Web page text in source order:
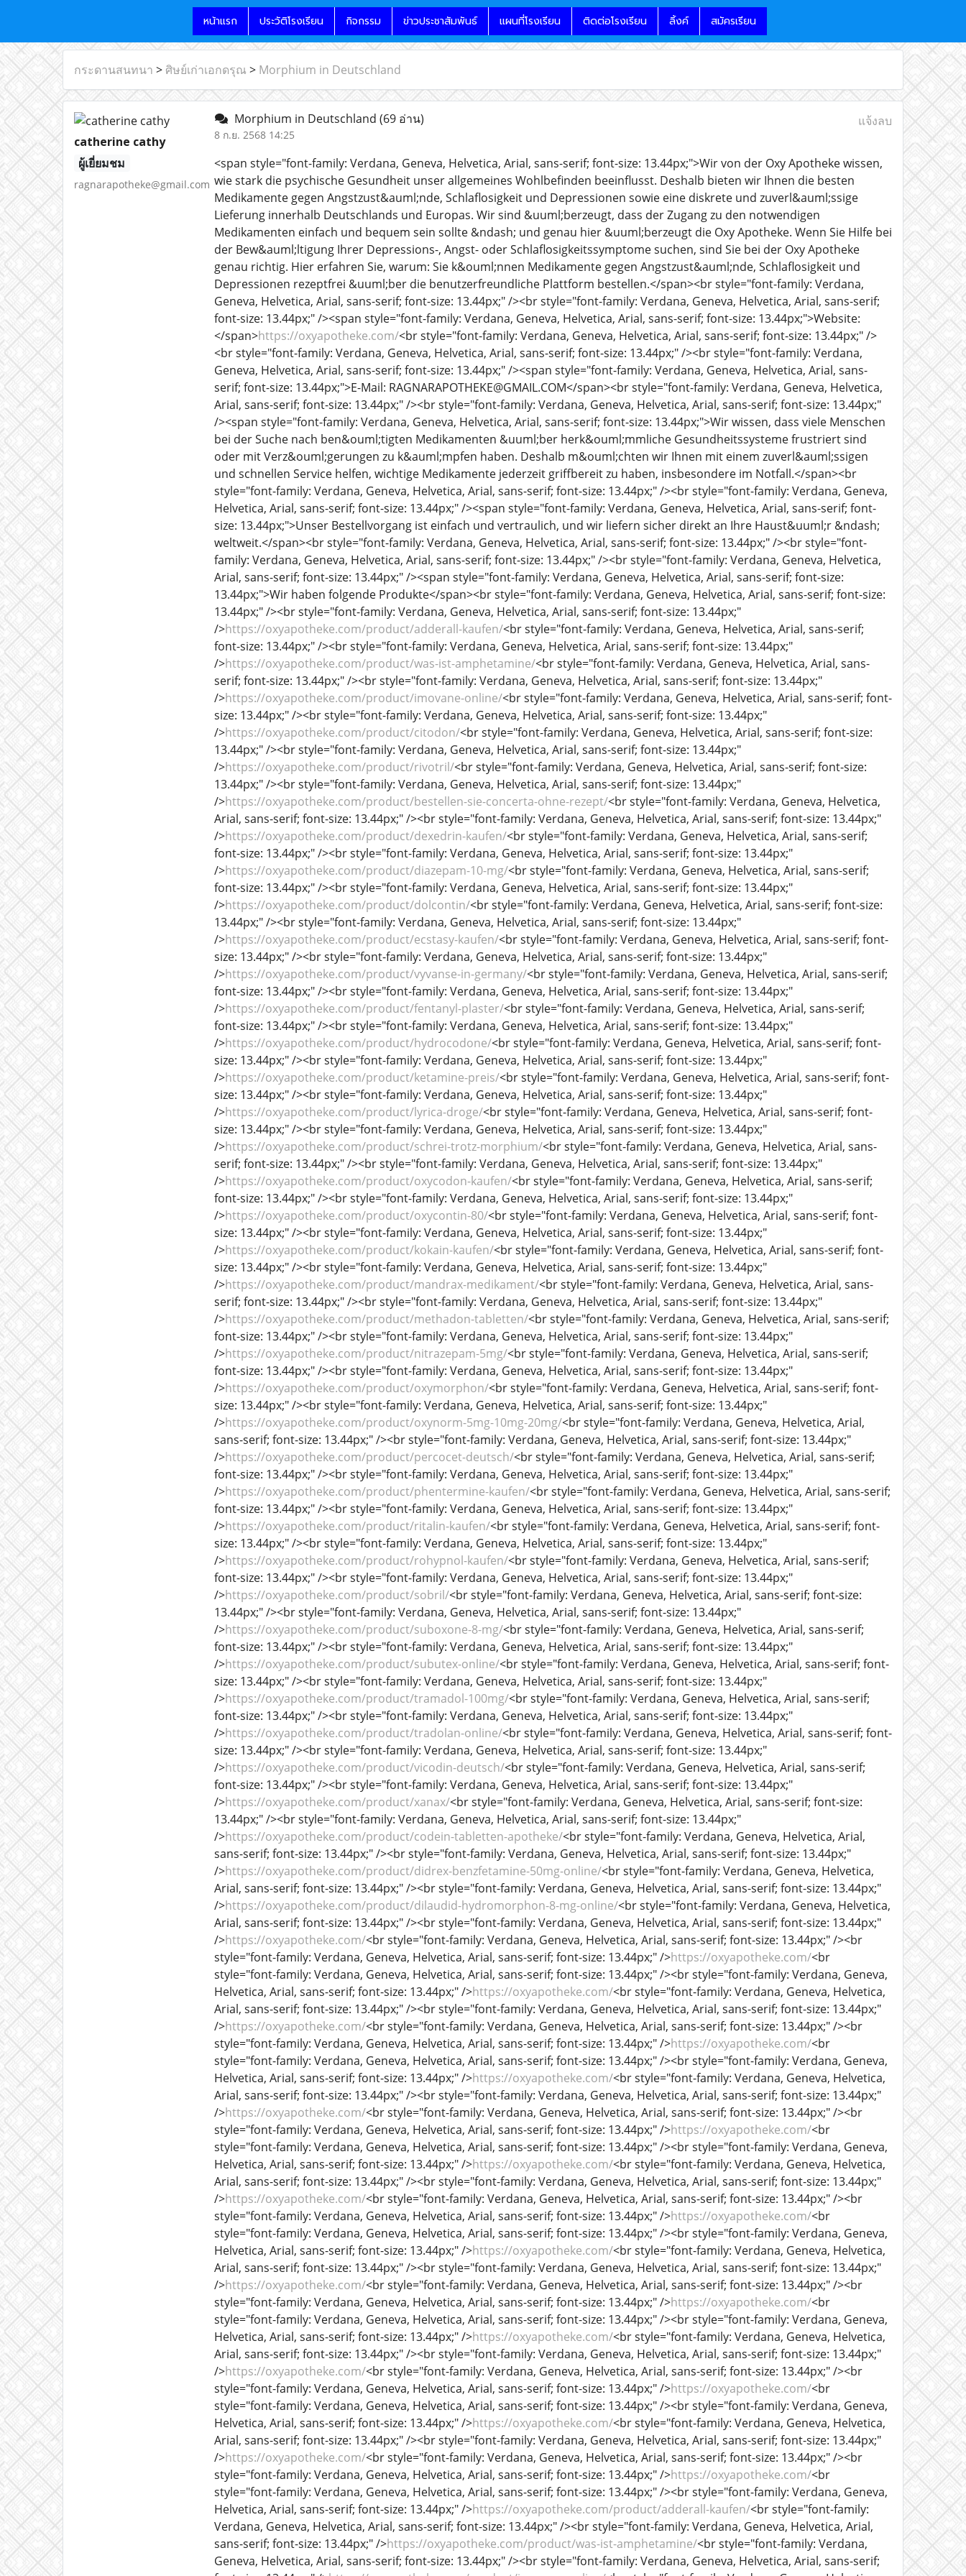
หน้าแรก ประวัติโรงเรียน กิจกรรม ข่าวประชาสัมพันธ์ แผนที่โรงเรียน ติดต่อโรงเรียน ลิ้งค์ สมัครเรียน
กระดานสนทนา > ศิษย์เก่าเอกดรุณ > Morphium in Deutschland
catherine cathy
ผู้เยี่ยมชม
ragnarapotheke@gmail.com
Morphium in Deutschland (69 อ่าน)
8 ก.ย. 2568 14:25
แจ้งลบ
<span style="font-family: Verdana, Geneva, Helvetica, Arial, sans-serif; font-size: 13.44px;">Wir von der Oxy Apotheke wissen,
wie stark die psychische Gesundheit unser allgemeines Wohlbefinden beeinflusst. Deshalb bieten wir Ihnen die besten
Medikamente gegen Angstzust&auml;nde, Schlaflosigkeit und Depressionen sowie eine diskrete und zuverl&auml;ssige
Lieferung innerhalb Deutschlands und Europas. Wir sind &uuml;berzeugt, dass der Zugang zu den notwendigen
Medikamenten einfach und bequem sein sollte &ndash; und genau hier &uuml;berzeugt die Oxy Apotheke. Wenn Sie Hilfe bei
der Bew&auml;ltigung Ihrer Depressions-, Angst- oder Schlaflosigkeitssymptome suchen, sind Sie bei der Oxy Apotheke
genau richtig. Hier erfahren Sie, warum: Sie k&ouml;nnen Medikamente gegen Angstzust&auml;nde, Schlaflosigkeit und
Depressionen rezeptfrei &uuml;ber die benutzerfreundliche Plattform bestellen.</span><br style="font-family: Verdana,
Geneva, Helvetica, Arial, sans-serif; font-size: 13.44px;" /><br style="font-family: Verdana, Geneva, Helvetica, Arial, sans-serif;
font-size: 13.44px;" /><span style="font-family: Verdana, Geneva, Helvetica, Arial, sans-serif; font-size: 13.44px;">Website:
</span>https://oxyapotheke.com/<br style="font-family: Verdana, Geneva, Helvetica, Arial, sans-serif; font-size: 13.44px;" />
<br style="font-family: Verdana, Geneva, Helvetica, Arial, sans-serif; font-size: 13.44px;" /><br style="font-family: Verdana,
Geneva, Helvetica, Arial, sans-serif; font-size: 13.44px;" /><span style="font-family: Verdana, Geneva, Helvetica, Arial, sans-
serif; font-size: 13.44px;">E-Mail: RAGNARAPOTHEKE@GMAIL.COM</span><br style="font-family: Verdana, Geneva, Helvetica,
Arial, sans-serif; font-size: 13.44px;" /><br style="font-family: Verdana, Geneva, Helvetica, Arial, sans-serif; font-size: 13.44px;"
/><span style="font-family: Verdana, Geneva, Helvetica, Arial, sans-serif; font-size: 13.44px;">Wir wissen, dass viele Menschen
bei der Suche nach ben&ouml;tigten Medikamenten &uuml;ber herk&ouml;mmliche Gesundheitssysteme frustriert sind
oder mit Verz&ouml;gerungen zu k&auml;mpfen haben. Deshalb m&ouml;chten wir Ihnen mit einem zuverl&auml;ssigen
und schnellen Service helfen, wichtige Medikamente jederzeit griffbereit zu haben, insbesondere im Notfall.</span><br
style="font-family: Verdana, Geneva, Helvetica, Arial, sans-serif; font-size: 13.44px;" /><br style="font-family: Verdana, Geneva,
Helvetica, Arial, sans-serif; font-size: 13.44px;" /><span style="font-family: Verdana, Geneva, Helvetica, Arial, sans-serif; font-
size: 13.44px;">Unser Bestellvorgang ist einfach und vertraulich, und wir liefern sicher direkt an Ihre Haust&uuml;r &ndash;
weltweit.</span><br style="font-family: Verdana, Geneva, Helvetica, Arial, sans-serif; font-size: 13.44px;" /><br style="font-
family: Verdana, Geneva, Helvetica, Arial, sans-serif; font-size: 13.44px;" /><br style="font-family: Verdana, Geneva, Helvetica,
Arial, sans-serif; font-size: 13.44px;" /><span style="font-family: Verdana, Geneva, Helvetica, Arial, sans-serif; font-size:
13.44px;">Wir haben folgende Produkte</span><br style="font-family: Verdana, Geneva, Helvetica, Arial, sans-serif; font-size:
13.44px;" /><br style="font-family: Verdana, Geneva, Helvetica, Arial, sans-serif; font-size: 13.44px;"
/>https://oxyapotheke.com/product/adderall-kaufen/<br style="font-family: Verdana, Geneva, Helvetica, Arial, sans-serif;
font-size: 13.44px;" /><br style="font-family: Verdana, Geneva, Helvetica, Arial, sans-serif; font-size: 13.44px;"
/>https://oxyapotheke.com/product/was-ist-amphetamine/<br style="font-family: Verdana, Geneva, Helvetica, Arial, sans-
serif; font-size: 13.44px;" /><br style="font-family: Verdana, Geneva, Helvetica, Arial, sans-serif; font-size: 13.44px;"
/>https://oxyapotheke.com/product/imovane-online/<br style="font-family: Verdana, Geneva, Helvetica, Arial, sans-serif; font-
size: 13.44px;" /><br style="font-family: Verdana, Geneva, Helvetica, Arial, sans-serif; font-size: 13.44px;"
/>https://oxyapotheke.com/product/citodon/<br style="font-family: Verdana, Geneva, Helvetica, Arial, sans-serif; font-size:
13.44px;" /><br style="font-family: Verdana, Geneva, Helvetica, Arial, sans-serif; font-size: 13.44px;"
/>https://oxyapotheke.com/product/rivotril/<br style="font-family: Verdana, Geneva, Helvetica, Arial, sans-serif; font-size:
13.44px;" /><br style="font-family: Verdana, Geneva, Helvetica, Arial, sans-serif; font-size: 13.44px;"
/>https://oxyapotheke.com/product/bestellen-sie-concerta-ohne-rezept/<br style="font-family: Verdana, Geneva, Helvetica,
Arial, sans-serif; font-size: 13.44px;" /><br style="font-family: Verdana, Geneva, Helvetica, Arial, sans-serif; font-size: 13.44px;"
/>https://oxyapotheke.com/product/dexedrin-kaufen/<br style="font-family: Verdana, Geneva, Helvetica, Arial, sans-serif;
font-size: 13.44px;" /><br style="font-family: Verdana, Geneva, Helvetica, Arial, sans-serif; font-size: 13.44px;"
/>https://oxyapotheke.com/product/diazepam-10-mg/<br style="font-family: Verdana, Geneva, Helvetica, Arial, sans-serif;
font-size: 13.44px;" /><br style="font-family: Verdana, Geneva, Helvetica, Arial, sans-serif; font-size: 13.44px;"
/>https://oxyapotheke.com/product/dolcontin/<br style="font-family: Verdana, Geneva, Helvetica, Arial, sans-serif; font-size:
13.44px;" /><br style="font-family: Verdana, Geneva, Helvetica, Arial, sans-serif; font-size: 13.44px;"
/>https://oxyapotheke.com/product/ecstasy-kaufen/<br style="font-family: Verdana, Geneva, Helvetica, Arial, sans-serif; font-
size: 13.44px;" /><br style="font-family: Verdana, Geneva, Helvetica, Arial, sans-serif; font-size: 13.44px;"
/>https://oxyapotheke.com/product/vyvanse-in-germany/<br style="font-family: Verdana, Geneva, Helvetica, Arial, sans-serif;
font-size: 13.44px;" /><br style="font-family: Verdana, Geneva, Helvetica, Arial, sans-serif; font-size: 13.44px;"
/>https://oxyapotheke.com/product/fentanyl-plaster/<br style="font-family: Verdana, Geneva, Helvetica, Arial, sans-serif;
font-size: 13.44px;" /><br style="font-family: Verdana, Geneva, Helvetica, Arial, sans-serif; font-size: 13.44px;"
/>https://oxyapotheke.com/product/hydrocodone/<br style="font-family: Verdana, Geneva, Helvetica, Arial, sans-serif; font-
size: 13.44px;" /><br style="font-family: Verdana, Geneva, Helvetica, Arial, sans-serif; font-size: 13.44px;"
/>https://oxyapotheke.com/product/ketamine-preis/<br style="font-family: Verdana, Geneva, Helvetica, Arial, sans-serif; font-
size: 13.44px;" /><br style="font-family: Verdana, Geneva, Helvetica, Arial, sans-serif; font-size: 13.44px;"
/>https://oxyapotheke.com/product/lyrica-droge/<br style="font-family: Verdana, Geneva, Helvetica, Arial, sans-serif; font-
size: 13.44px;" /><br style="font-family: Verdana, Geneva, Helvetica, Arial, sans-serif; font-size: 13.44px;"
/>https://oxyapotheke.com/product/schrei-trotz-morphium/<br style="font-family: Verdana, Geneva, Helvetica, Arial, sans-
serif; font-size: 13.44px;" /><br style="font-family: Verdana, Geneva, Helvetica, Arial, sans-serif; font-size: 13.44px;"
/>https://oxyapotheke.com/product/oxycodon-kaufen/<br style="font-family: Verdana, Geneva, Helvetica, Arial, sans-serif;
font-size: 13.44px;" /><br style="font-family: Verdana, Geneva, Helvetica, Arial, sans-serif; font-size: 13.44px;"
/>https://oxyapotheke.com/product/oxycontin-80/<br style="font-family: Verdana, Geneva, Helvetica, Arial, sans-serif; font-
size: 13.44px;" /><br style="font-family: Verdana, Geneva, Helvetica, Arial, sans-serif; font-size: 13.44px;"
/>https://oxyapotheke.com/product/kokain-kaufen/<br style="font-family: Verdana, Geneva, Helvetica, Arial, sans-serif; font-
size: 13.44px;" /><br style="font-family: Verdana, Geneva, Helvetica, Arial, sans-serif; font-size: 13.44px;"
/>https://oxyapotheke.com/product/mandrax-medikament/<br style="font-family: Verdana, Geneva, Helvetica, Arial, sans-
serif; font-size: 13.44px;" /><br style="font-family: Verdana, Geneva, Helvetica, Arial, sans-serif; font-size: 13.44px;"
/>https://oxyapotheke.com/product/methadon-tabletten/<br style="font-family: Verdana, Geneva, Helvetica, Arial, sans-serif;
font-size: 13.44px;" /><br style="font-family: Verdana, Geneva, Helvetica, Arial, sans-serif; font-size: 13.44px;"
/>https://oxyapotheke.com/product/nitrazepam-5mg/<br style="font-family: Verdana, Geneva, Helvetica, Arial, sans-serif;
font-size: 13.44px;" /><br style="font-family: Verdana, Geneva, Helvetica, Arial, sans-serif; font-size: 13.44px;"
/>https://oxyapotheke.com/product/oxymorphon/<br style="font-family: Verdana, Geneva, Helvetica, Arial, sans-serif; font-
size: 13.44px;" /><br style="font-family: Verdana, Geneva, Helvetica, Arial, sans-serif; font-size: 13.44px;"
/>https://oxyapotheke.com/product/oxynorm-5mg-10mg-20mg/<br style="font-family: Verdana, Geneva, Helvetica, Arial,
sans-serif; font-size: 13.44px;" /><br style="font-family: Verdana, Geneva, Helvetica, Arial, sans-serif; font-size: 13.44px;"
/>https://oxyapotheke.com/product/percocet-deutsch/<br style="font-family: Verdana, Geneva, Helvetica, Arial, sans-serif;
font-size: 13.44px;" /><br style="font-family: Verdana, Geneva, Helvetica, Arial, sans-serif; font-size: 13.44px;"
/>https://oxyapotheke.com/product/phentermine-kaufen/<br style="font-family: Verdana, Geneva, Helvetica, Arial, sans-serif;
font-size: 13.44px;" /><br style="font-family: Verdana, Geneva, Helvetica, Arial, sans-serif; font-size: 13.44px;"
/>https://oxyapotheke.com/product/ritalin-kaufen/<br style="font-family: Verdana, Geneva, Helvetica, Arial, sans-serif; font-
size: 13.44px;" /><br style="font-family: Verdana, Geneva, Helvetica, Arial, sans-serif; font-size: 13.44px;"
/>https://oxyapotheke.com/product/rohypnol-kaufen/<br style="font-family: Verdana, Geneva, Helvetica, Arial, sans-serif;
font-size: 13.44px;" /><br style="font-family: Verdana, Geneva, Helvetica, Arial, sans-serif; font-size: 13.44px;"
/>https://oxyapotheke.com/product/sobril/<br style="font-family: Verdana, Geneva, Helvetica, Arial, sans-serif; font-size:
13.44px;" /><br style="font-family: Verdana, Geneva, Helvetica, Arial, sans-serif; font-size: 13.44px;"
/>https://oxyapotheke.com/product/suboxone-8-mg/<br style="font-family: Verdana, Geneva, Helvetica, Arial, sans-serif;
font-size: 13.44px;" /><br style="font-family: Verdana, Geneva, Helvetica, Arial, sans-serif; font-size: 13.44px;"
/>https://oxyapotheke.com/product/subutex-online/<br style="font-family: Verdana, Geneva, Helvetica, Arial, sans-serif; font-
size: 13.44px;" /><br style="font-family: Verdana, Geneva, Helvetica, Arial, sans-serif; font-size: 13.44px;"
/>https://oxyapotheke.com/product/tramadol-100mg/<br style="font-family: Verdana, Geneva, Helvetica, Arial, sans-serif;
font-size: 13.44px;" /><br style="font-family: Verdana, Geneva, Helvetica, Arial, sans-serif; font-size: 13.44px;"
/>https://oxyapotheke.com/product/tradolan-online/<br style="font-family: Verdana, Geneva, Helvetica, Arial, sans-serif; font-
size: 13.44px;" /><br style="font-family: Verdana, Geneva, Helvetica, Arial, sans-serif; font-size: 13.44px;"
/>https://oxyapotheke.com/product/vicodin-deutsch/<br style="font-family: Verdana, Geneva, Helvetica, Arial, sans-serif;
font-size: 13.44px;" /><br style="font-family: Verdana, Geneva, Helvetica, Arial, sans-serif; font-size: 13.44px;"
/>https://oxyapotheke.com/product/xanax/<br style="font-family: Verdana, Geneva, Helvetica, Arial, sans-serif; font-size:
13.44px;" /><br style="font-family: Verdana, Geneva, Helvetica, Arial, sans-serif; font-size: 13.44px;"
/>https://oxyapotheke.com/product/codein-tabletten-apotheke/<br style="font-family: Verdana, Geneva, Helvetica, Arial,
sans-serif; font-size: 13.44px;" /><br style="font-family: Verdana, Geneva, Helvetica, Arial, sans-serif; font-size: 13.44px;"
/>https://oxyapotheke.com/product/didrex-benzfetamine-50mg-online/<br style="font-family: Verdana, Geneva, Helvetica,
Arial, sans-serif; font-size: 13.44px;" /><br style="font-family: Verdana, Geneva, Helvetica, Arial, sans-serif; font-size: 13.44px;"
/>https://oxyapotheke.com/product/dilaudid-hydromorphon-8-mg-online/<br style="font-family: Verdana, Geneva, Helvetica,
Arial, sans-serif; font-size: 13.44px;" /><br style="font-family: Verdana, Geneva, Helvetica, Arial, sans-serif; font-size: 13.44px;"
/>https://oxyapotheke.com/<br style="font-family: Verdana, Geneva, Helvetica, Arial, sans-serif; font-size: 13.44px;" /><br
style="font-family: Verdana, Geneva, Helvetica, Arial, sans-serif; font-size: 13.44px;" />https://oxyapotheke.com/<br
style="font-family: Verdana, Geneva, Helvetica, Arial, sans-serif; font-size: 13.44px;" /><br style="font-family: Verdana, Geneva,
Helvetica, Arial, sans-serif; font-size: 13.44px;" />https://oxyapotheke.com/<br style="font-family: Verdana, Geneva, Helvetica,
Arial, sans-serif; font-size: 13.44px;" /><br style="font-family: Verdana, Geneva, Helvetica, Arial, sans-serif; font-size: 13.44px;"
/>https://oxyapotheke.com/<br style="font-family: Verdana, Geneva, Helvetica, Arial, sans-serif; font-size: 13.44px;" /><br
style="font-family: Verdana, Geneva, Helvetica, Arial, sans-serif; font-size: 13.44px;" />https://oxyapotheke.com/<br
style="font-family: Verdana, Geneva, Helvetica, Arial, sans-serif; font-size: 13.44px;" /><br style="font-family: Verdana, Geneva,
Helvetica, Arial, sans-serif; font-size: 13.44px;" />https://oxyapotheke.com/<br style="font-family: Verdana, Geneva, Helvetica,
Arial, sans-serif; font-size: 13.44px;" /><br style="font-family: Verdana, Geneva, Helvetica, Arial, sans-serif; font-size: 13.44px;"
/>https://oxyapotheke.com/<br style="font-family: Verdana, Geneva, Helvetica, Arial, sans-serif; font-size: 13.44px;" /><br
style="font-family: Verdana, Geneva, Helvetica, Arial, sans-serif; font-size: 13.44px;" />https://oxyapotheke.com/<br
style="font-family: Verdana, Geneva, Helvetica, Arial, sans-serif; font-size: 13.44px;" /><br style="font-family: Verdana, Geneva,
Helvetica, Arial, sans-serif; font-size: 13.44px;" />https://oxyapotheke.com/<br style="font-family: Verdana, Geneva, Helvetica,
Arial, sans-serif; font-size: 13.44px;" /><br style="font-family: Verdana, Geneva, Helvetica, Arial, sans-serif; font-size: 13.44px;"
/>https://oxyapotheke.com/<br style="font-family: Verdana, Geneva, Helvetica, Arial, sans-serif; font-size: 13.44px;" /><br
style="font-family: Verdana, Geneva, Helvetica, Arial, sans-serif; font-size: 13.44px;" />https://oxyapotheke.com/<br
style="font-family: Verdana, Geneva, Helvetica, Arial, sans-serif; font-size: 13.44px;" /><br style="font-family: Verdana, Geneva,
Helvetica, Arial, sans-serif; font-size: 13.44px;" />https://oxyapotheke.com/<br style="font-family: Verdana, Geneva, Helvetica,
Arial, sans-serif; font-size: 13.44px;" /><br style="font-family: Verdana, Geneva, Helvetica, Arial, sans-serif; font-size: 13.44px;"
/>https://oxyapotheke.com/<br style="font-family: Verdana, Geneva, Helvetica, Arial, sans-serif; font-size: 13.44px;" /><br
style="font-family: Verdana, Geneva, Helvetica, Arial, sans-serif; font-size: 13.44px;" />https://oxyapotheke.com/<br
style="font-family: Verdana, Geneva, Helvetica, Arial, sans-serif; font-size: 13.44px;" /><br style="font-family: Verdana, Geneva,
Helvetica, Arial, sans-serif; font-size: 13.44px;" />https://oxyapotheke.com/<br style="font-family: Verdana, Geneva, Helvetica,
Arial, sans-serif; font-size: 13.44px;" /><br style="font-family: Verdana, Geneva, Helvetica, Arial, sans-serif; font-size: 13.44px;"
/>https://oxyapotheke.com/<br style="font-family: Verdana, Geneva, Helvetica, Arial, sans-serif; font-size: 13.44px;" /><br
style="font-family: Verdana, Geneva, Helvetica, Arial, sans-serif; font-size: 13.44px;" />https://oxyapotheke.com/<br
style="font-family: Verdana, Geneva, Helvetica, Arial, sans-serif; font-size: 13.44px;" /><br style="font-family: Verdana, Geneva,
Helvetica, Arial, sans-serif; font-size: 13.44px;" />https://oxyapotheke.com/<br style="font-family: Verdana, Geneva, Helvetica,
Arial, sans-serif; font-size: 13.44px;" /><br style="font-family: Verdana, Geneva, Helvetica, Arial, sans-serif; font-size: 13.44px;"
/>https://oxyapotheke.com/<br style="font-family: Verdana, Geneva, Helvetica, Arial, sans-serif; font-size: 13.44px;" /><br
style="font-family: Verdana, Geneva, Helvetica, Arial, sans-serif; font-size: 13.44px;" />https://oxyapotheke.com/<br
style="font-family: Verdana, Geneva, Helvetica, Arial, sans-serif; font-size: 13.44px;" /><br style="font-family: Verdana, Geneva,
Helvetica, Arial, sans-serif; font-size: 13.44px;" />https://oxyapotheke.com/product/adderall-kaufen/<br style="font-family:
Verdana, Geneva, Helvetica, Arial, sans-serif; font-size: 13.44px;" /><br style="font-family: Verdana, Geneva, Helvetica, Arial,
sans-serif; font-size: 13.44px;" />https://oxyapotheke.com/product/was-ist-amphetamine/<br style="font-family: Verdana,
Geneva, Helvetica, Arial, sans-serif; font-size: 13.44px;" /><br style="font-family: Verdana, Geneva, Helvetica, Arial, sans-serif;